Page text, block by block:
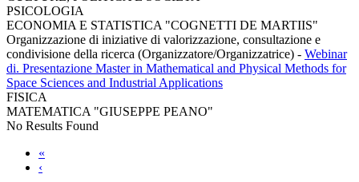
PSICOLOGIA
ECONOMIA E STATISTICA "COGNETTI DE MARTIIS"
Organizzazione di iniziative di valorizzazione, consultazione e
condivisione della ricerca (Organizzatore/Organizzatrice) - Webinar
di. Presentazione Master in Mathematical and Physical Methods for
Space Sciences and Industrial Applications
FISICA
MATEMATICA "GIUSEPPE PEANO"
No Results Found
«
‹